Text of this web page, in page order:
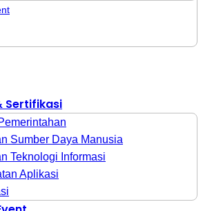
Sertifikasi
Sumber Daya Manusia
Teknologi Informasi
Aplikasi